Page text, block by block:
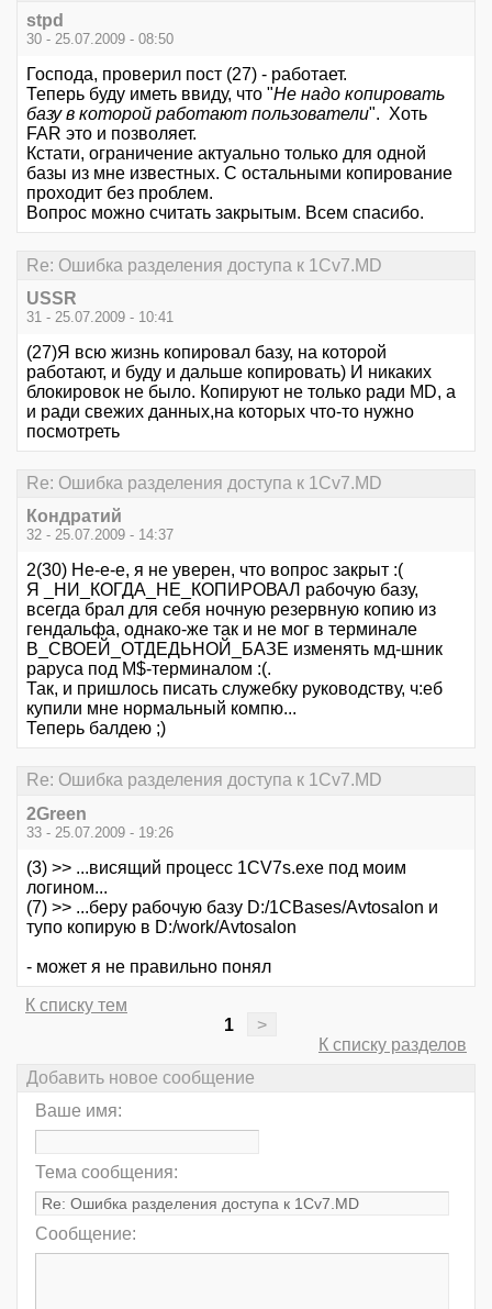
stpd
30 - 25.07.2009 - 08:50
Господа, проверил пост (27) - работает.
Теперь буду иметь ввиду, что "Не надо копировать
базу в которой работают пользователи". Хоть
FAR это и позволяет.
Кстати, ограничение актуально только для одной
базы из мне известных. С остальными копирование
проходит без проблем.
Вопрос можно считать закрытым. Всем спасибо.
Re: Ошибка разделения доступа к 1Cv7.MD
USSR
31 - 25.07.2009 - 10:41
(27)Я всю жизнь копировал базу, на которой
работают, и буду и дальше копировать) И никаких
блокировок не было. Копируют не только ради MD, а
и ради свежих данных,на которых что-то нужно
посмотреть
Re: Ошибка разделения доступа к 1Cv7.MD
Кондратий
32 - 25.07.2009 - 14:37
2(30) Не-е-е, я не уверен, что вопрос закрыт :(
Я _НИ_КОГДА_НЕ_КОПИРОВАЛ рабочую базу,
всегда брал для себя ночную резервную копию из
гендальфа, однако-же так и не мог в терминале
В_СВОЕЙ_ОТДЕДЬНОЙ_БАЗЕ изменять мд-шник
раруса под M$-терминалом :(.
Так, и пришлось писать служебку руководству, ч:еб
купили мне нормальный компю...
Теперь балдею ;)
Re: Ошибка разделения доступа к 1Cv7.MD
2Green
33 - 25.07.2009 - 19:26
(3) >> ...висящий процесс 1CV7s.exe под моим
логином...
(7) >> ...беру рабочую базу D:/1CBases/Avtosalon и
тупо копирую в D:/work/Avtosalon
- может я не правильно понял
К списку тем
1
>
К списку разделов
Добавить новое сообщение
Ваше имя:
Тема сообщения:
Сообщение: